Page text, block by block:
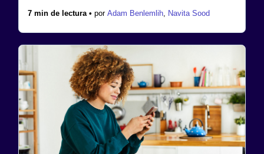
7 min de lectura • por Adam Benlemlih Navita Sood